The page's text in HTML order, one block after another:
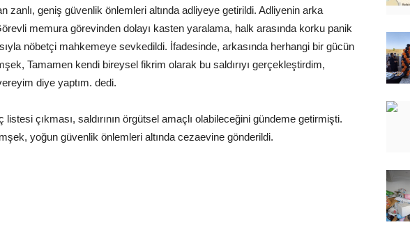
zanlı, geniş güvenlik önlemleri altında adliyeye getirildi. Adliyenin arka
memura görevinden dolayı kasten yaralama, halk arasında korku panik
nöbetçi mahkemeye sevkedildi. İfadesinde, arkasında herhangi bir gücün
Tamamen kendi bireysel fikrim olarak bu saldırıyı gerçekleştirdim,
diye yaptım. dedi.
çıkması, saldırının örgütsel amaçlı olabileceğini gündeme getirmişti.
yoğun güvenlik önlemleri altında cezaevine gönderildi.